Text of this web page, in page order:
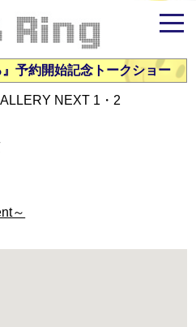
千尋ファンサイト - Smilers Ring
予約開始記念トークショー
NEXT 1・2
～